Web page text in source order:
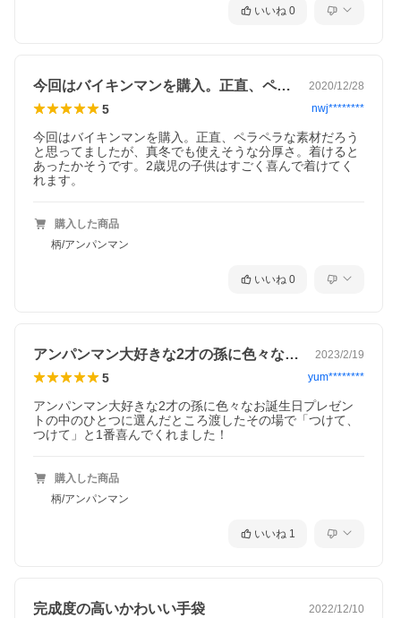
いいね 0
今回はバイキンマンを購入。正直、ペラペ… 2020/12/28
5 nwj********
今回はバイキンマンを購入。正直、ペラペラな素材だろう
と思ってましたが、真冬でも使えそうな分厚さ。着けると
あったかそうです。2歳児の子供はすごく喜んで着けてく
れます。
購入した商品
柄/アンパンマン
いいね 0
アンパンマン大好きな2才の孫に色々なお… 2023/2/19
5 yum********
アンパンマン大好きな2才の孫に色々なお誕生日プレゼン
トの中のひとつに選んだところ渡したその場で「つけて、
つけて」と1番喜んでくれました！
購入した商品
柄/アンパンマン
いいね 1
完成度の高いかわいい手袋 2022/12/10